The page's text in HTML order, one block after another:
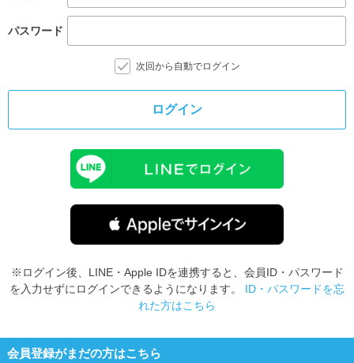
パスワード
次回から自動でログイン
ログイン
※ログイン後、LINE・Apple IDを連携すると、会員ID・パスワード
を入力せずにログインできるようになります。 ID・パスワードを忘
れた方はこちら
会員登録がまだの方はこちら